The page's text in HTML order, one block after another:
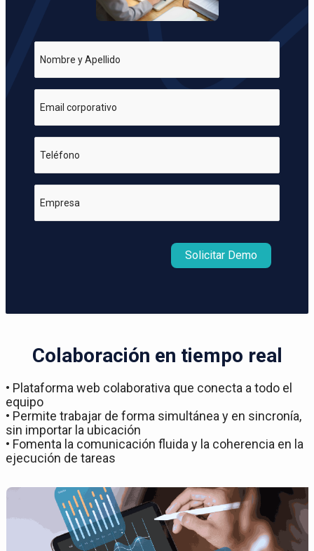
Nombre y Apellido
Email corporativo
Teléfono
Empresa
Solicitar Demo
Colaboración en tiempo real
• Plataforma web colaborativa que conecta a todo el
equipo
• Permite trabajar de forma simultánea y en sincronía,
sin importar la ubicación
• Fomenta la comunicación fluida y la coherencia en la
ejecución de tareas